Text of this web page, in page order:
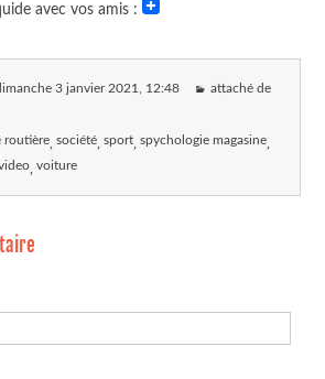
avec vos amis :
3 janvier 2021 , 12:48 attaché de
routière société sport spychologie magasine
voiture